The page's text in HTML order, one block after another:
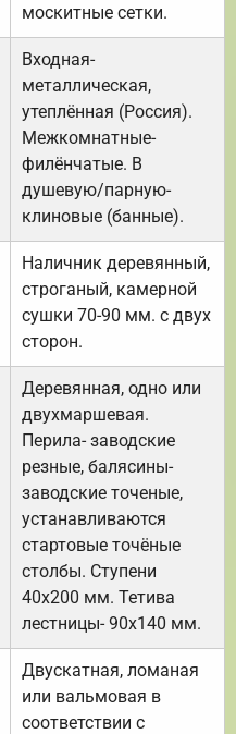
москитные сетки.
Входная-
металлическая,
утеплённая (Россия).
Межкомнатные-
филёнчатые. В
душевую/парную-
клиновые (банные).
Наличник деревянный,
строганый, камерной
сушки 70-90 мм. с двух
сторон.
Деревянная, одно или
двухмаршевая.
Перила- заводские
резные, балясины-
заводские точеные,
устанавливаются
стартовые точёные
столбы. Ступени
40х200 мм. Тетива
лестницы- 90х140 мм.
Двускатная, ломаная
или вальмовая в
соответствии с